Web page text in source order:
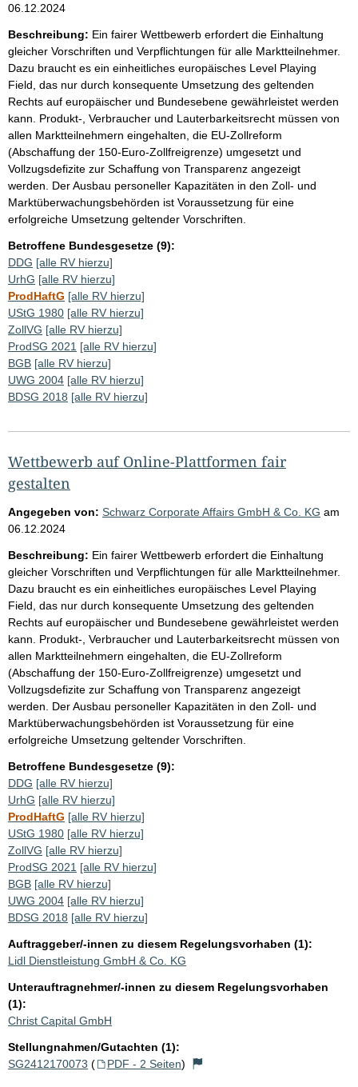
06.12.2024
Beschreibung: Ein fairer Wettbewerb erfordert die Einhaltung
gleicher Vorschriften und Verpflichtungen für alle Marktteilnehmer.
Dazu braucht es ein einheitliches europäisches Level Playing
Field, das nur durch konsequente Umsetzung des geltenden
Rechts auf europäischer und Bundesebene gewährleistet werden
kann. Produkt-, Verbraucher und Lauterbarkeitsrecht müssen von
allen Marktteilnehmern eingehalten, die EU-Zollreform
(Abschaffung der 150-Euro-Zollfreigrenze) umgesetzt und
Vollzugsdefizite zur Schaffung von Transparenz angezeigt
werden. Der Ausbau personeller Kapazitäten in den Zoll- und
Marktüberwachungsbehörden ist Voraussetzung für eine
erfolgreiche Umsetzung geltender Vorschriften.
Betroffene Bundesgesetze (9):
DDG [alle RV hierzu]
UrhG [alle RV hierzu]
ProdHaftG [alle RV hierzu]
UStG 1980 [alle RV hierzu]
ZollVG [alle RV hierzu]
ProdSG 2021 [alle RV hierzu]
BGB [alle RV hierzu]
UWG 2004 [alle RV hierzu]
BDSG 2018 [alle RV hierzu]
Wettbewerb auf Online-Plattformen fair
gestalten
Angegeben von: Schwarz Corporate Affairs GmbH & Co. KG am
06.12.2024
Beschreibung: Ein fairer Wettbewerb erfordert die Einhaltung
gleicher Vorschriften und Verpflichtungen für alle Marktteilnehmer.
Dazu braucht es ein einheitliches europäisches Level Playing
Field, das nur durch konsequente Umsetzung des geltenden
Rechts auf europäischer und Bundesebene gewährleistet werden
kann. Produkt-, Verbraucher und Lauterbarkeitsrecht müssen von
allen Marktteilnehmern eingehalten, die EU-Zollreform
(Abschaffung der 150-Euro-Zollfreigrenze) umgesetzt und
Vollzugsdefizite zur Schaffung von Transparenz angezeigt
werden. Der Ausbau personeller Kapazitäten in den Zoll- und
Marktüberwachungsbehörden ist Voraussetzung für eine
erfolgreiche Umsetzung geltender Vorschriften.
Betroffene Bundesgesetze (9):
DDG [alle RV hierzu]
UrhG [alle RV hierzu]
ProdHaftG [alle RV hierzu]
UStG 1980 [alle RV hierzu]
ZollVG [alle RV hierzu]
ProdSG 2021 [alle RV hierzu]
BGB [alle RV hierzu]
UWG 2004 [alle RV hierzu]
BDSG 2018 [alle RV hierzu]
Auftraggeber/-innen zu diesem Regelungsvorhaben (1):
Lidl Dienstleistung GmbH & Co. KG
Unterauftragnehmer/-innen zu diesem Regelungsvorhaben
(1):
Christ Capital GmbH
Stellungnahmen/Gutachten (1):
SG2412170073 ( PDF - 2 Seiten)